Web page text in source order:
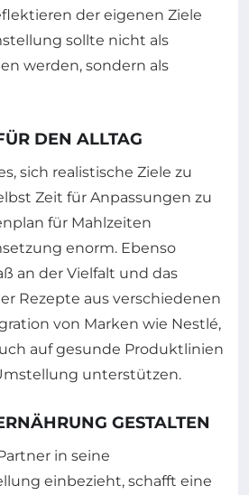
der eigenen Ziele
sollte nicht als
werden, sondern als
DEN ALLTAG
sich realistische Ziele zu
Zeit für Anpassungen zu
für Mahlzeiten
enorm. Ebenso
an der Vielfalt und das
Rezepte aus verschiedenen
von Marken wie Nestlé,
auf gesunde Produktlinien
unterstützen.
GESTALTEN
in seine
einbezieht, schafft eine